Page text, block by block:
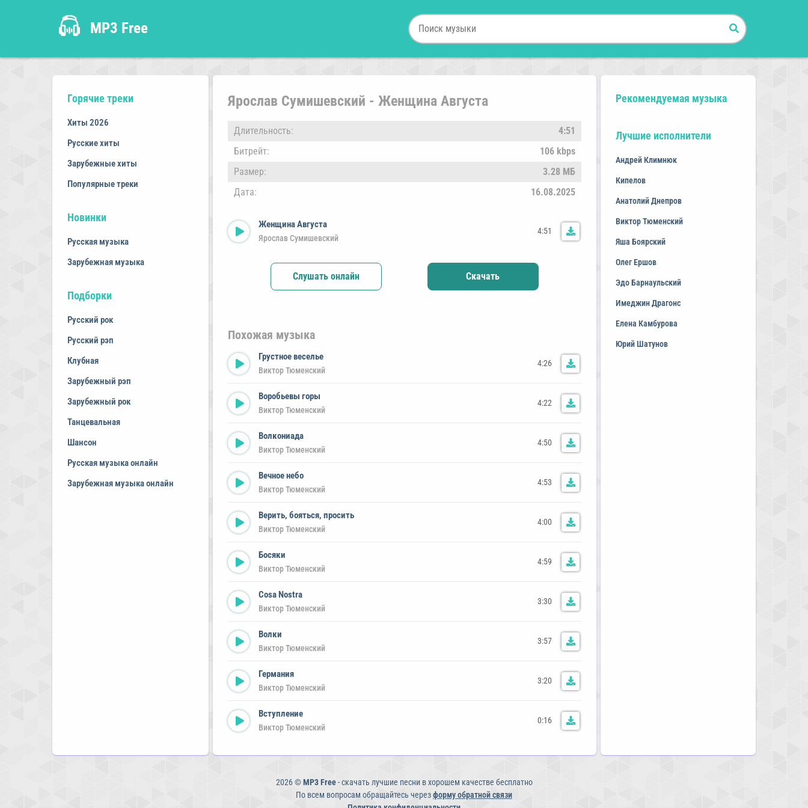
MP3 Free
Горячие треки
Хиты 2026
Русские хиты
Зарубежные хиты
Популярные треки
Новинки
Русская музыка
Зарубежная музыка
Подборки
Русский рок
Русский рэп
Клубная
Зарубежный рэп
Зарубежный рок
Танцевальная
Шансон
Русская музыка онлайн
Зарубежная музыка онлайн
Ярослав Сумишевский - Женщина Августа
Длительность:
4:51
Битрейт:
106 kbps
Размер:
3.28 МБ
Дата:
16.08.2025
Женщина Августа
Ярослав Сумишевский
4:51
Слушать онлайн Скачать
Похожая музыка
Грустное веселье
Виктор Тюменский
4:26
Воробьевы горы
Виктор Тюменский
4:22
Волкониада
Виктор Тюменский
4:50
Вечное небо
Виктор Тюменский
4:53
Верить, бояться, просить
Виктор Тюменский
4:00
Босяки
Виктор Тюменский
4:59
Cosa Nostra
Виктор Тюменский
3:30
Волки
Виктор Тюменский
3:57
Германия
Виктор Тюменский
3:20
Вступление
Виктор Тюменский
0:16
Рекомендуемая музыка
Лучшие исполнители
Андрей Климнюк
Кипелов
Анатолий Днепров
Виктор Тюменский
Яша Боярский
Олег Ершов
Эдо Барнаульский
Имеджин Драгонс
Елена Камбурова
Юрий Шатунов
2026 ©MP3 Free- скачать лучшие песни в хорошем качестве бесплатно
По всем вопросам обращайтесь черезформу обратной связи